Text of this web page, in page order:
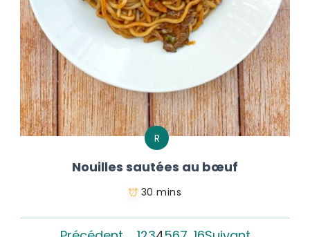
R
Nouilles sautées au bœuf
30 mins